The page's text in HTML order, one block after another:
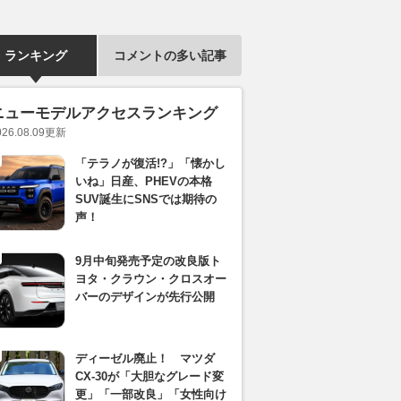
ランキング コメントの多い記事
ューモデルアクセスランキング
更新
「テラノが復活!?」「懐かし
いね」日産、PHEVの本格
SUV誕生にSNSでは期待の
声！
9月中旬発売予定の改良版ト
ヨタ・クラウン・クロスオー
バーのデザインが先行公開
ディーゼル廃止！ マツダ
CX-30が「大胆なグレード変
更」「一部改良」「女性向け